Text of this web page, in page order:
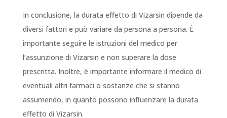
In conclusione, la durata effetto di Vizarsin dipende da
diversi fattori e può variare da persona a persona. È
importante seguire le istruzioni del medico per
l’assunzione di Vizarsin e non superare la dose
prescritta. Inoltre, è importante informare il medico di
eventuali altri farmaci o sostanze che si stanno
assumendo, in quanto possono influenzare la durata
effetto di Vizarsin.